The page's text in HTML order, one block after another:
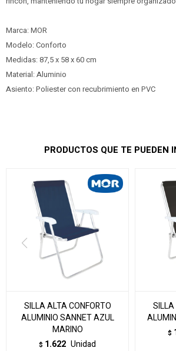
Marca: MOR
Modelo: Conforto
Medidas: 87,5 x 58 x 60 cm
Material: Aluminio
Asiento: Poliester con recubrimiento en PVC
PRODUCTOS QUE TE PUEDEN
SILLA ALTA CONFORTO
ALUMINIO SANNET AZUL
MARINO
$ 1.622 Unidad
SILLA
$